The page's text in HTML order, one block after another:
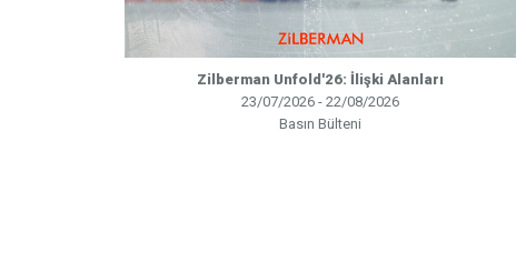
Zilberman Unfold'26: İlişki Alanları
23/07/2026 - 22/08/2026
Basın Bülteni